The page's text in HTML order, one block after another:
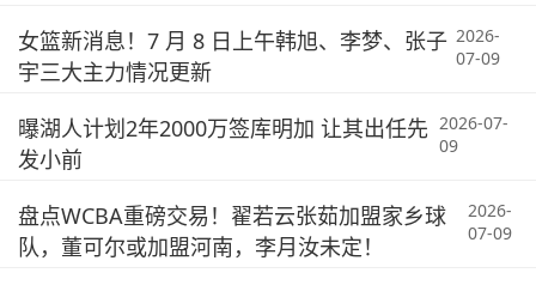
女篮新消息！7 月 8 日上午韩旭、李梦、张子
宇三大主力情况更新
2026-
07-09
曝湖人计划2年2000万签库明加 让其出任先
发小前
2026-07-
09
盘点WCBA重磅交易！翟若云张茹加盟家乡球
队，董可尔或加盟河南，李月汝未定！
2026-
07-09